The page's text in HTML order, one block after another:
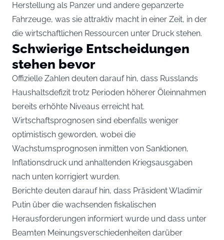
Herstellung als Panzer und andere gepanzerte
Fahrzeuge, was sie attraktiv macht in einer Zeit, in der
die wirtschaftlichen Ressourcen unter Druck stehen.
Schwierige Entscheidungen
stehen bevor
Offizielle Zahlen deuten darauf hin, dass Russlands
Haushaltsdefizit trotz Perioden höherer Öleinnahmen
bereits erhöhte Niveaus erreicht hat.
Wirtschaftsprognosen sind ebenfalls weniger
optimistisch geworden, wobei die
Wachstumsprognosen inmitten von Sanktionen,
Inflationsdruck und anhaltenden Kriegsausgaben
nach unten korrigiert wurden.
Berichte deuten darauf hin, dass Präsident Wladimir
Putin über die wachsenden fiskalischen
Herausforderungen informiert wurde und dass unter
Beamten Meinungsverschiedenheiten darüber